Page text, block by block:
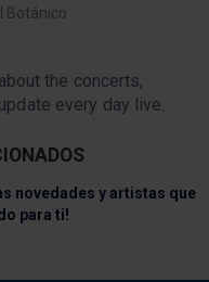
Botánico
the concerts,
every day live.
novedades y artistas que
para ti!